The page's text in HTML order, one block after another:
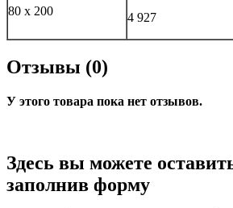
80 х 200 4 927
Отзывы (0)
У этого товара пока нет отзывов.
Здесь вы можете
заполнив форму